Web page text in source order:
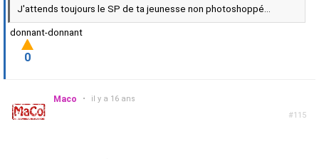
J'attends toujours le SP de ta jeunesse non photoshoppé...
donnant-donnant
0
#115
Maco • il y a 16 ans